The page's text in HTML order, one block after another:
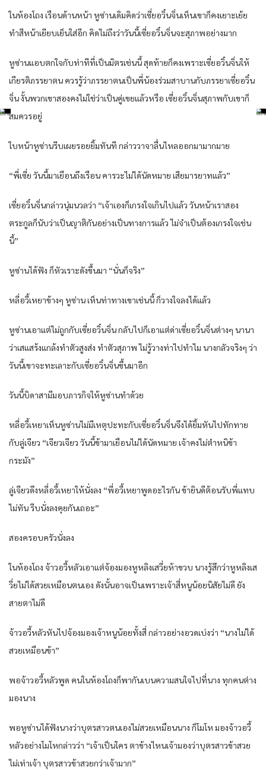
ในห้องโถง เรือนด้านหน้า หูซ่านเดิมคิดว่าเซี่ยอวิ๋นจิ่นเห็นเขาก็คงเยาะเย้ย
ทำสีหน้าเยียบเย็นใส่อีก คิดไม่ถึงว่าวันนี้เซี่ยอวิ๋นจิ่นจะสุภาพอย่างมาก
หูซ่านแอบตกใจกับท่าทีที่เป็นมิตรเช่นนี้ สุดท้ายก็คงเพราะเซี่ยอวิ๋นจิ่นให้
เกียรติภรรยาตน ควรรู้ว่าภรรยาตนเป็นพี่น้องร่วมสาบานกับภรรยาเซี่ยอวิ๋น
จิ่น งั้นพวกเขาสองคงไม่ใช่ว่าเป็นคู่เขยแล้วหรือ เซี่ยอวิ๋นจิ่นสุภาพกับเขาก็
สมควรอยู่
ใบหน้าหูซ่านรีบเผยรอยยิ้มทันที กล่าววาจาลื่นไหลออกมามากมาย
“พี่เซี่ย วันนี้มาเยือนถึงเรือน คารวะไม่ได้นัดหมาย เสียมารยาทแล้ว”
เซี่ยอวิ๋นจิ่นกล่าวนุ่มนวลว่า “เจ้าเองก็เกรงใจเกินไปแล้ว วันหน้าเราสอง
ตระกูลก็นับว่าเป็นญาติกันอย่างเป็นทางการแล้ว ไม่จำเป็นต้องเกรงใจเช่น
นี้”
หูซ่านได้ฟัง ก็หัวเราะดังขึ้นมา “นั่นก็จริง”
หลี่อวี้เหยาข้างๆ หูซ่าน เห็นท่าทางเขาเช่นนี้ ก็วางใจลงได้แล้ว
หูซ่านเอาแต่ไม่ถูกกับเซี่ยอวิ๋นจิ่น กลับไปก็เอาแต่ด่าเซี่ยอวิ๋นจิ่นต่างๆ นานา
ว่าเสแสร้งแกล้งทำตัวสูงส่ง ทำตัวสุภาพ ไม่รู้วางท่าไปทำไม นางกลัวจริงๆ ว่า
วันนี้เขาจะทะเลาะกับเซี่ยอวิ๋นจิ่นขึ้นมาอีก
วันนี้บิดาสามีมอบภารกิจให้หูซ่านทำด้วย
หลี่อวี้เหยาเห็นหูซ่านไม่มีเหตุปะทะกับเซี่ยอวิ๋นจิ่นจึงได้ยิ้มหันไปทักทาย
กับลู่เจียว “เจียวเจียว วันนี้ข้ามาเยือนไม่ได้นัดหมาย เจ้าคงไม่ตำหนิข้า
กระมัง”
ลู่เจียวดึงหลี่อวี้เหยาให้นั่งลง “พี่อวี้เหยาพูดอะไรกัน ข้ายินดีต้อนรับพี่แทบ
ไม่ทัน รีบนั่งลงคุยกันเถอะ”
สองครอบครัวนั่งลง
ในห้องโถง จ้าวอวี้หลัวเอาแต่จ้องมองหูหลิงเสวี่ยห้าขวบ นางรู้สึกว่าหูหลิงเส
วี่ยไม่ได้สวยเหมือนตนเอง ดังนั้นอาจเป็นเพราะเจ้าสี่หนูน้อยนิสัยไม่ดี ยัง
สายตาไม่ดี
จ้าวอวี้หลัวหันไปจ้องมองเจ้าหนูน้อยทั้งสี่ กล่าวอย่างอวดเบ่งว่า “นางไม่ได้
สวยเหมือนข้า”
พอจ้าวอวี้หลัวพูด คนในห้องโถงก็พากันเบนความสนใจไปที่นาง ทุกคนต่าง
มองนาง
พอหูซ่านได้ฟังนางว่าบุตรสาวตนเองไม่สวยเหมือนนาง ก็โมโห มองจ้าวอวี้
หลัวอย่างโมโหกล่าวว่า “เจ้าเป็นใคร ตาข้างไหนเจ้ามองว่าบุตรสาวข้าสวย
ไม่เท่าเจ้า บุตรสาวข้าสวยกว่าเจ้ามาก”